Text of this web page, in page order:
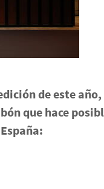
de este año,
que hace